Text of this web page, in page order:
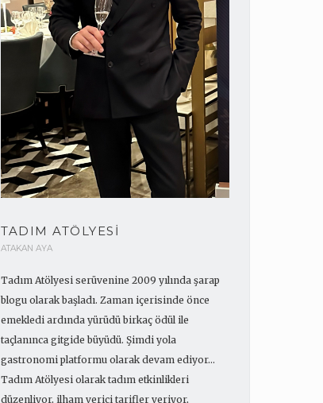
TADIM ATÖLYESI
ATAKAN AYA
Tadım Atölyesi serüvenine 2009 yılında şarap
blogu olarak başladı. Zaman içerisinde önce
emekledi ardında yürüdü birkaç ödül ile
taçlanınca gitgide büyüdü. Şimdi yola
gastronomi platformu olarak devam ediyor...
Tadım Atölyesi olarak tadım etkinlikleri
düzenliyor, ilham verici tarifler veriyor,